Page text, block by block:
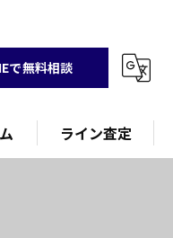
で無料相談
ライン査定